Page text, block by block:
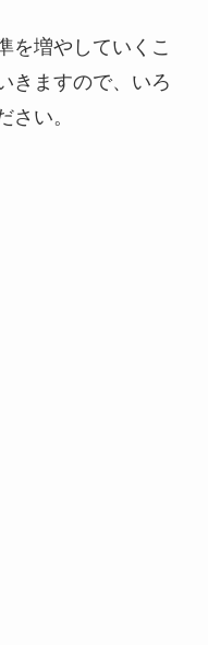
を増やしていくこ
きますので、いろ
さい。